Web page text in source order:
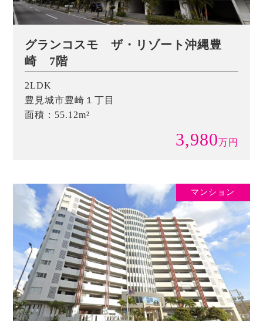
グランコスモ ザ・リゾート沖縄豊
崎 7階
2LDK
豊見城市豊崎１丁目
面積：55.12m²
3,980万円
マンション